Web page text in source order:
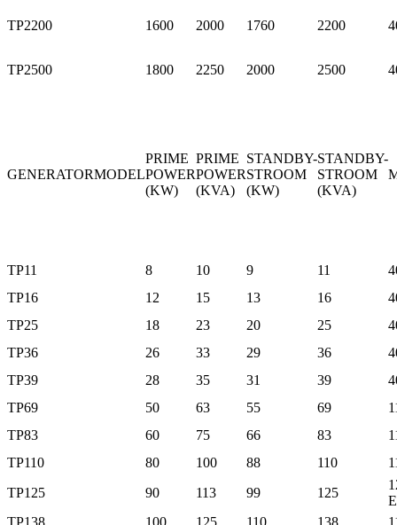
TP2200 1600 2000 1760 2200
TP2500 1800 2250 2000 2500
GENERATORMODEL
PRIME
POWER
(KW)
PRIME
POWER
(KVA)
STANDBY-
STROOM
(KW)
STANDBY-
STROOM
(KVA)
TP11 8 10 9 11
TP16
12 15 13 16
TP25
18 23 20 25
TP36
26 33 29 36
TP39
28 35 31 39
TP69
50 63 55 69
TP83
60 75 66 83
TP110
80 100 88 110
TP125
90 113 99 125
TP138
100 125 110 138